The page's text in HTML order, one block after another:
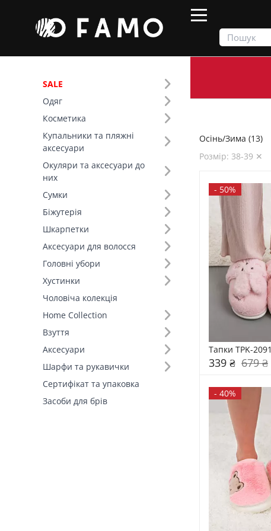
SALE
Одяг
Косметика
Купальники та пляжні
аксесуари
Окуляри та аксесуари до
них
Сумки
Біжутерія
Шкарпетки
Аксесуари для волосся
Головні убори
Хустинки
Чоловіча колекція
Home Collection
Взуття
Аксесуари
Шарфи та рукавички
Сертифікат та упаковка
Засоби для брів
Фільтр
Ціна
SALE
Сезон (1)
Основний колір (4)
Розмір (27)
Колір (4)
Склад (1)
Осінь/Зима (13)
Розмір: 38-39 ✕
- 50%
Тапки TPK-2091
339 ₴ 679 ₴
- 40%